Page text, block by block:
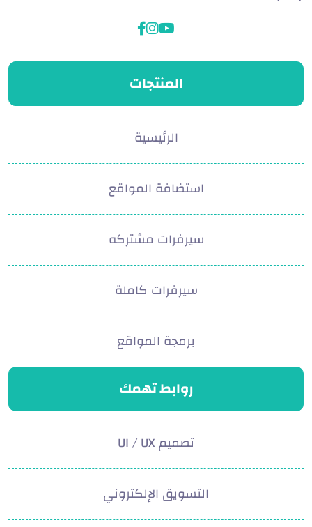
instagram
youtube
المنتجات
الرئيسية
استضافة المواقع
سيرفرات مشتركه
سيرفرات كاملة
برمجة المواقع
روابط تهمك
تصميم UI / UX
التسويق الإلكتروني